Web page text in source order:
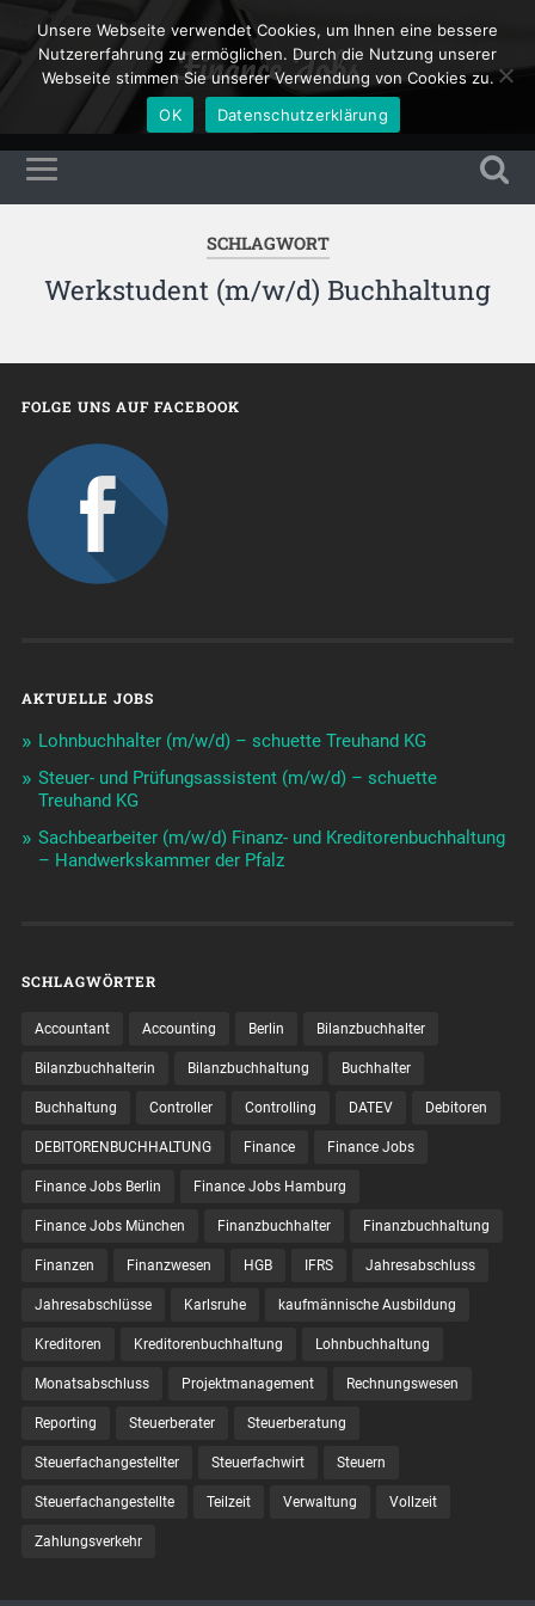
Finance Jobs
SCHLAGWORT
Werkstudent (m/w/d) Buchhaltung
FOLGE UNS AUF FACEBOOK
AKTUELLE JOBS
Lohnbuchhalter (m/w/d) – schuette Treuhand KG
Steuer- und Prüfungsassistent (m/w/d) – schuette
Treuhand KG
Sachbearbeiter (m/w/d) Finanz- und Kreditorenbuchhaltung
– Handwerkskammer der Pfalz
SCHLAGWÖRTER
Accountant Accounting Berlin Bilanzbuchhalter
Bilanzbuchhalterin Bilanzbuchhaltung Buchhalter
Buchhaltung Controller Controlling DATEV Debitoren
DEBITORENBUCHHALTUNG Finance Finance Jobs
Finance Jobs Berlin Finance Jobs Hamburg
Finance Jobs München Finanzbuchhalter Finanzbuchhaltung
Finanzen Finanzwesen HGB IFRS Jahresabschluss
Jahresabschlüsse Karlsruhe kaufmännische Ausbildung
Kreditoren Kreditorenbuchhaltung Lohnbuchhaltung
Monatsabschluss Projektmanagement Rechnungswesen
Reporting Steuerberater Steuerberatung
Steuerfachangestellter Steuerfachwirt Steuern
Steuer­fach­ange­stellte Teilzeit Verwaltung Vollzeit
Zahlungsverkehr
Unsere Webseite verwendet Cookies, um Ihnen eine bessere
Nutzererfahrung zu ermöglichen. Durch die Nutzung unserer
Webseite stimmen Sie unserer Verwendung von Cookies zu.
OK
Datenschutzerklärung